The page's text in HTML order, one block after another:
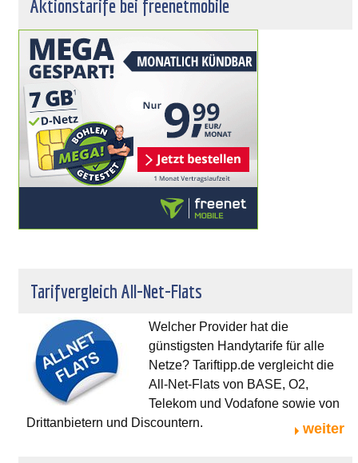
Aktionstarife bei freenetmobile
Tarifvergleich All-Net-Flats
Welcher Provider hat die
günstigsten Handytarife für alle
Netze? Tariftipp.de vergleicht die
All-Net-Flats von BASE, O2,
Telekom und Vodafone sowie von
Drittanbietern und Discountern.
weiter